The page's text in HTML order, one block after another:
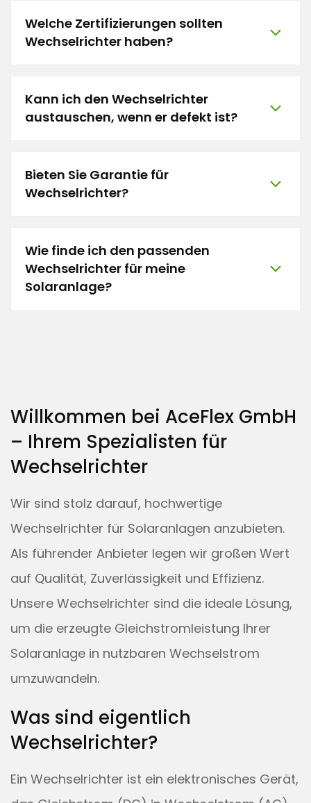
Welche Zertifizierungen sollten
Wechselrichter haben?
Kann ich den Wechselrichter
austauschen, wenn er defekt ist?
Bieten Sie Garantie für
Wechselrichter?
Wie finde ich den passenden
Wechselrichter für meine
Solaranlage?
Willkommen bei AceFlex GmbH
– Ihrem Spezialisten für
Wechselrichter
Wir sind stolz darauf, hochwertige
Wechselrichter für Solaranlagen anzubieten.
Als führender Anbieter legen wir großen Wert
auf Qualität, Zuverlässigkeit und Effizienz.
Unsere Wechselrichter sind die ideale Lösung,
um die erzeugte Gleichstromleistung Ihrer
Solaranlage in nutzbaren Wechselstrom
umzuwandeln.
Was sind eigentlich
Wechselrichter?
Ein Wechselrichter ist ein elektronisches Gerät,